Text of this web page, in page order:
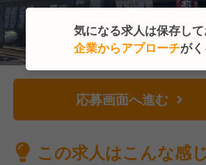
応募画面へ進む
この求人はこんな感じ
気になる求人は保存して
企業からアプローチが